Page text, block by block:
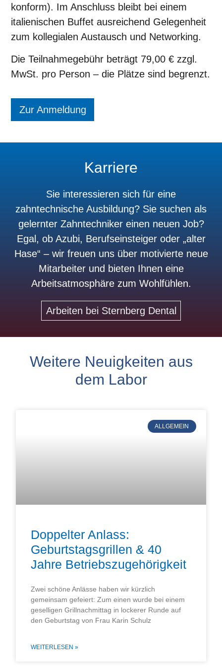
konform). Im Anschluss bleibt bei einem
italienischen Buffet ausreichend Gelegenheit
zum kollegialen Austausch und Networking.
DieTeilnahmegebühr beträgt 79,00 € zzgl.
MwSt. pro Person – die Plätze sind begrenzt.
Zur Anmeldung
Karriere
Sie interessieren sich für eine
zahntechnische Ausbildung? Sie suchen als
gelernter Zahntechniker einen neuen Job?
Egal, ob Azubi, Berufseinsteiger oder „alter
Hase“ – wir freuen uns über motivierte neue
Mitarbeiter und bieten Ihnen eine
Arbeitsatmosphäre zum Wohlfühlen.
Arbeiten bei Sternberg Dental
Weitere Neuigkeiten aus
dem Labor
ALLGEMEIN
Doppelter Anlass:
Geburtstagsgrillen & 40
Jahre Betriebszugehörigkeit
Zwei schöne Anlässe haben wir kürzlich
gemeinsam gefeiert: Zum einen wurde bei einem
geselligen Grillnachmittag in lockerer Runde auf
den Geburtstag von Frau Karin Schulz
WEITERLESEN »